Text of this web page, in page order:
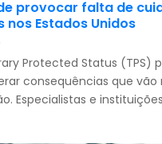
provocar falta de
Estados Unidos
Protected Status (TPS)
consequências que vão
Especialistas e